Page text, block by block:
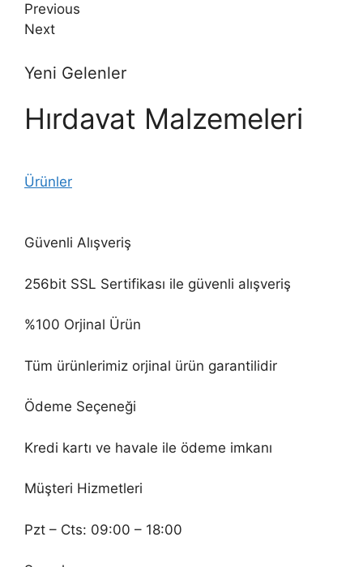
Previous
Next
Yeni Gelenler
Hırdavat Malzemeleri
Ürünler
Güvenli Alışveriş
256bit SSL Sertifikası ile güvenli alışveriş
%100 Orjinal Ürün
Tüm ürünlerimiz orjinal ürün garantilidir
Ödeme Seçeneği
Kredi kartı ve havale ile ödeme imkanı
Müşteri Hizmetleri
Pzt – Cts: 09:00 – 18:00